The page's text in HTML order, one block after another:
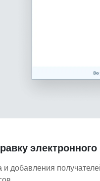
добавления